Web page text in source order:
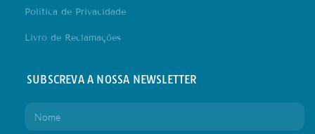
Política de Privacidade
Livro de Reclamações
SUBSCREVA A NOSSA NEWSLETTER